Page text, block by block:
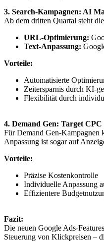
3. Search-Kampagnen: AI
Ab dem dritten Quartal steht
URL-Optimierung:
Text-Anpassung:
Vorteile:
Automatisierte
Zeitersparnis durch KI-
Flexibilität durch
4. Demand Gen: Target
Für Demand Gen-Kampagnen
Anpassung ist sogar auf
Vorteile:
Präzise Kostenkontrolle
Individuelle Anpassung
Effizientere
Fazit:
Die neuen Google Ads-
Steuerung von Klickpreisen –